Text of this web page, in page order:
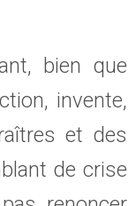
bien que
invente,
et des
de crise